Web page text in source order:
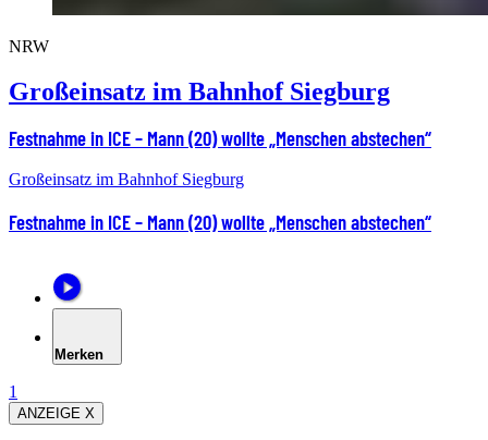
NRW
Großeinsatz im Bahnhof Siegburg
Festnahme in ICE – Mann (20) wollte „Menschen abstechen“
Großeinsatz im Bahnhof Siegburg
Festnahme in ICE – Mann (20) wollte „Menschen abstechen“
Merken
1
ANZEIGE X